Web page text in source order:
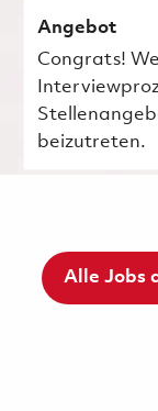
Angebot
Congrats!
beizutreten.
Alle Jobs